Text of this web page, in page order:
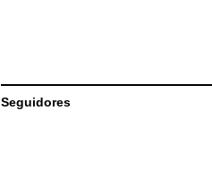
Seguidores